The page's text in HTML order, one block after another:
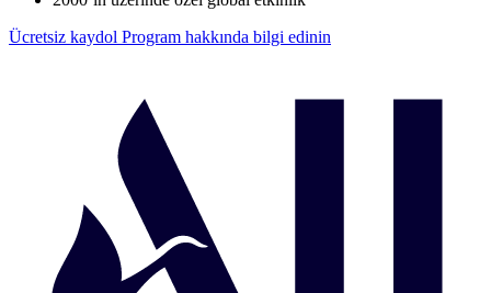
Ücretsiz kaydol Program hakkında bilgi edinin